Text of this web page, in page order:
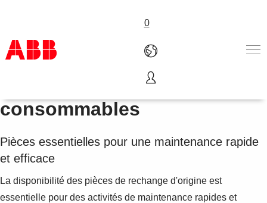
0
Products & Solutions
Industries
About us
Where to buy
Careers
Pièces de rechange et
consommables
Pièces essentielles pour une maintenance rapide
et efficace
La disponibilité des pièces de rechange d'origine est
essentielle pour des activités de maintenance rapides et